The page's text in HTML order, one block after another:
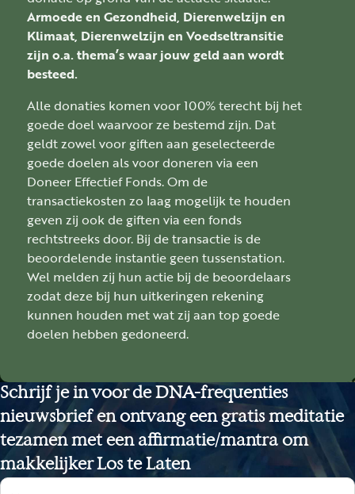
Armoede en Gezondheid, Dierenwelzijn en
Klimaat, Dierenwelzijn en Voedseltransitie
zijn o.a. thema’s waar jouw geld aan wordt
besteed.
Alle donaties komen voor 100% terecht bij het
goede doel waarvoor ze bestemd zijn. Dat
geldt zowel voor giften aan geselecteerde
goede doelen als voor doneren via een
Doneer Effectief Fonds. Om de
transactiekosten zo laag mogelijk te houden
geven zij ook de giften via een fonds
rechtstreeks door. Bij de transactie is de
beoordelende instantie geen tussenstation.
Wel melden zij hun actie bij de beoordelaars
zodat deze bij hun uitkeringen rekening
kunnen houden met wat zij aan top goede
doelen hebben gedoneerd.
Schrijf je in voor de DNA-frequenties
nieuwsbrief en ontvang een gratis meditatie
tezamen met een affirmatie/mantra om
makkelijker Los te Laten
Sectie